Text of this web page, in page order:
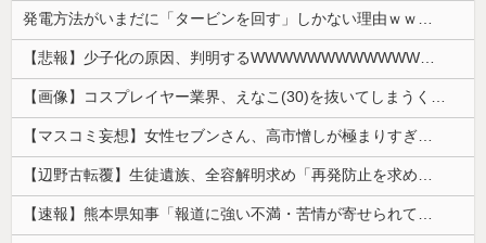
発電方法がいまだに「タービンを回す」しかない理由ｗｗｗｗ
【悲報】少子化の原因、判明するWWWWWWWWWWWWWWWW
【画像】コスプレイヤー業界、えなこ(30)を抜いてしまうくらい人気の22歳の美少女が可愛すぎる
【マスコミ妄想】女性セブンさん、高市憎しが極まりすぎたのか、過去一級の低俗な「支持率下げてやる」記事を配信してしまう 想像の10倍低俗
【辺野古転覆】生徒遺族、全容解明求め「再発防止を求める会」設立
【速報】熊本県知事「報道に強い不満・苦情が寄せられている」→TBSの報道特集がまさにそれな件